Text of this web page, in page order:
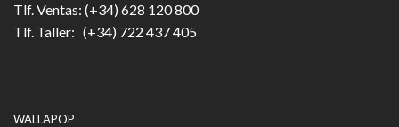
Tlf. Ventas: (+34) 628 120 800
Tlf. Taller: (+34) 722 437 405
WALLAPOP